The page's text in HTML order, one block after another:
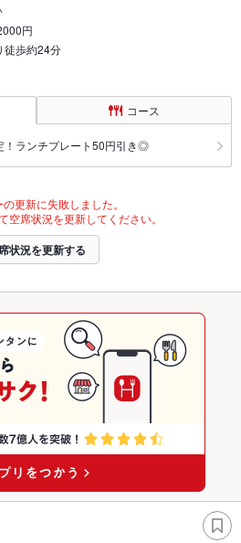
円
徒歩約24分
コース
！ランチプレート50円引き◎
更新に失敗しました。
空席状況を更新してください。
状況を更新する